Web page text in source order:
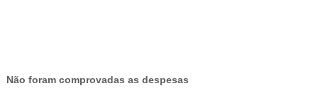
Não foram comprovadas as despesas